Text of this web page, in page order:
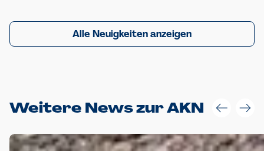
Alle Neuigkeiten anzeigen
Weitere News zur AKN